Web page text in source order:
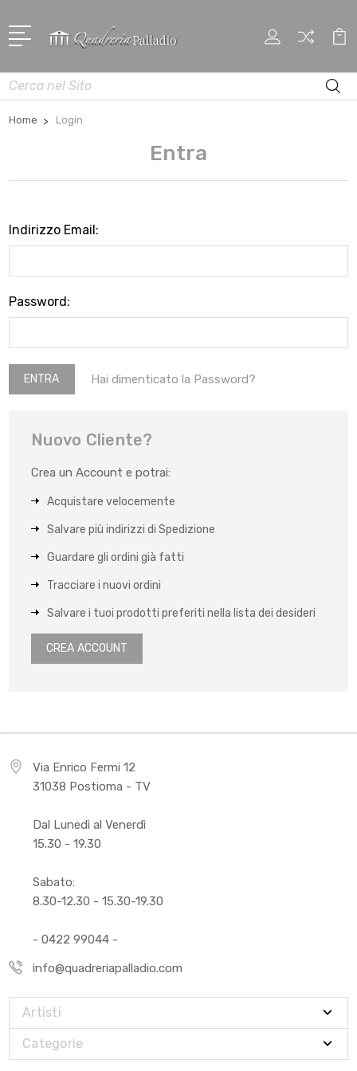
Cerca
Home Login
Entra
Indirizzo Email:
Password:
Hai dimenticato la Password?
Nuovo Cliente?
Crea un Account e potrai:
Acquistare velocemente
Salvare più indirizzi di Spedizione
Guardare gli ordini già fatti
Tracciare i nuovi ordini
Salvare i tuoi prodotti preferiti nella lista dei desideri
CREA ACCOUNT
Via Enrico Fermi 12
31038 Postioma - TV
Dal Lunedì al Venerdì
15.30 - 19.30
Sabato:
8.30-12.30 - 15.30-19.30
- 0422 99044 -
info@quadreriapalladio.com
Artisti
Categorie